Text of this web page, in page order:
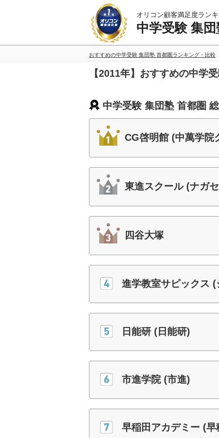
オリコン顧客満足度ラン
中学受験 集
おすすめの中学受験 集団塾 首都圏ランキング・比較
【2011年】おすすめの中学
中学受験 集団塾 首都圏
CG啓明館 (中萬学院
東進スクール (ナガ
四谷大塚
進学教室サピックス
日能研 (日能研)
市進学院 (市進)
早稲田アカデミー (